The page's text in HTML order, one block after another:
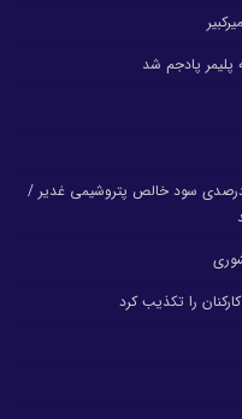
پادجم شد
۲۴ درصدی درآمد عملیاتی و رشد ۲۰۶ درصدی سود خالص پتروشیمی غدیر /
را تکذیب کرد